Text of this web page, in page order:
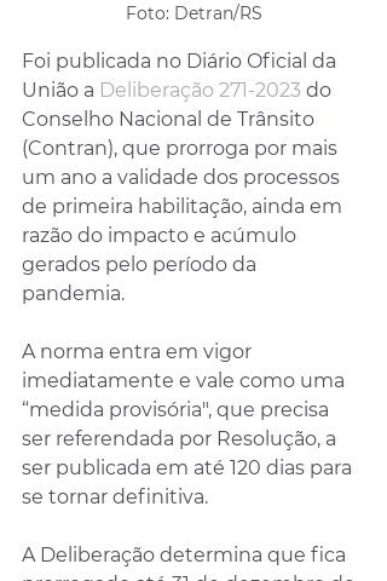
Foto: Detran/RS
Foi publicada no Diário Oficial da
União a Deliberação 271-2023 do
Conselho Nacional de Trânsito
(Contran), que prorroga por mais
um ano a validade dos processos
de primeira habilitação, ainda em
razão do impacto e acúmulo
gerados pelo período da
pandemia.
A norma entra em vigor
imediatamente e vale como uma
“medida provisória", que precisa
ser referendada por Resolução, a
ser publicada em até 120 dias para
se tornar definitiva.
A Deliberação determina que fica